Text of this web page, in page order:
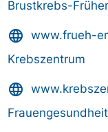
Brustkrebs-
language
www.frueh-
Krebszentrum
language